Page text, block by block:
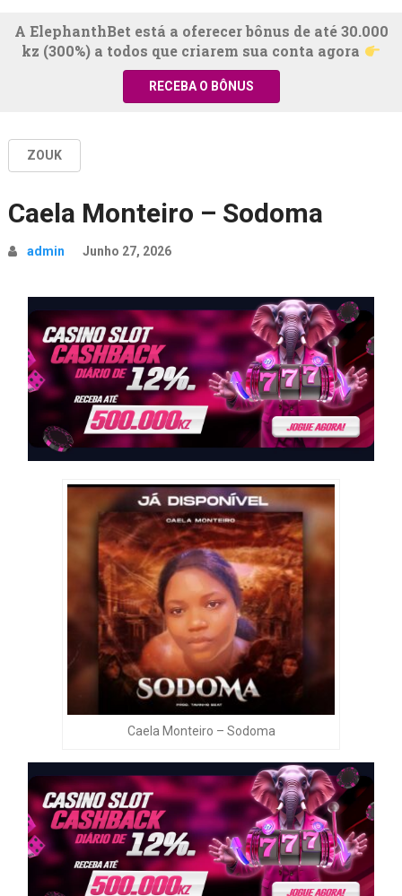
A ElephanthBet está a oferecer bônus de até 30.000
kz (300%) a todos que criarem sua conta agora
RECEBA O BÔNUS
ZOUK
Caela Monteiro – Sodoma
admin Junho 27, 2026
Caela Monteiro – Sodoma